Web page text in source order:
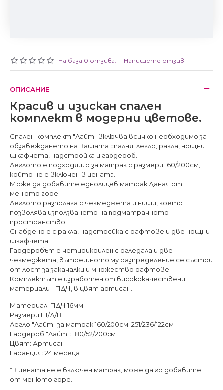
На база 0 отзива. - Напишете отзив
ОПИСАНИЕ
Красив и изискан спален
комплект в модерни цветове.
Спален комплект "Лайт" включва всичко необходимо за
обзавеждането на Вашата спалня: легло, ракла, нощни
шкафчета, надстройка и гардероб.
Леглото е подходящо за матрак с размери 160/200см,
който не е включен в цената.
Може да добавите еднолицев матрак Даная от
менюто горе.
Леглото разполага с чекмеджета и ниши, което
позволява използването на подматрачното
пространство.
Снабдено е с ракла, надстройка с рафтове и две нощни
шкафчета.
Гардеробът е четирикрилен с огледала и две
чекмеджета, вътрешното му разпределение се състои
от лост за закачалки и множество рафтове.
Комплектът е изработен от висококачествени
материали - ПДЧ, в цвят артисан.
Материал: ПДЧ 16мм
Размери Ш/Д/В
Легло "Лайт" за матрак 160/200см: 251/236/122см
Гардероб "Лайт": 180/52/200см
Цвят: Артисан
Гаранция: 24 месеца
*В цената не е включен матрак, може да го добавите
от менюто горе.